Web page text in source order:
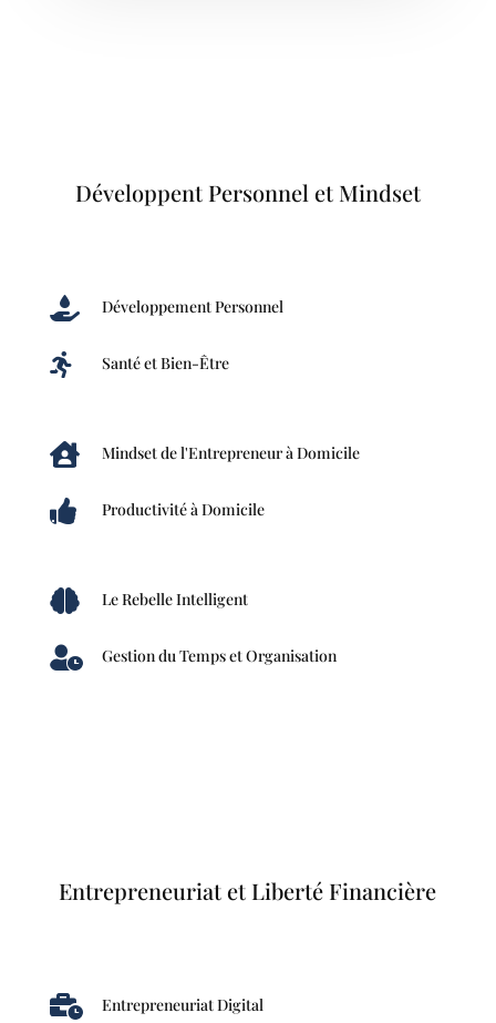
Développent Personnel et Mindset
 Développement Personnel
 Santé et Bien-Être
 Mindset de l'Entrepreneur à Domicile
 Productivité à Domicile
 Le Rebelle Intelligent
 Gestion du Temps et Organisation
Entrepreneuriat et Liberté Financière
 Entrepreneuriat Digital